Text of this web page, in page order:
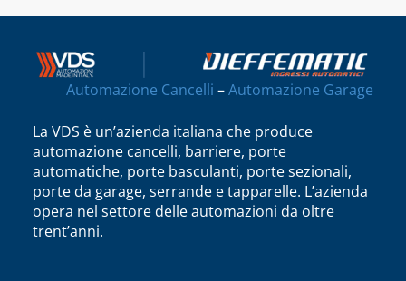
Automazione Cancelli –Automazione Garage
La VDS è un’azienda italiana che produce
automazione cancelli, barriere, porte
automatiche, porte basculanti, porte sezionali,
porte da garage, serrande e tapparelle. L’azienda
opera nel settore delle automazioni da oltre
trent’anni.